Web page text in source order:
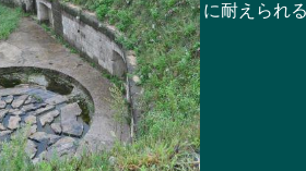
に耐えられ